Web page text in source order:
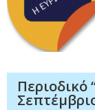
Περιοδικό